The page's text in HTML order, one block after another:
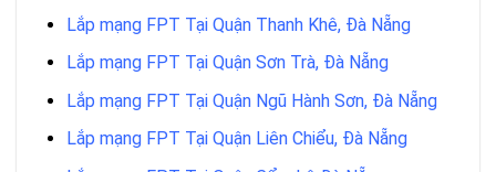
Lắp mạng FPT Tại Quận Thanh Khê, Đà Nẵng
Lắp mạng FPT Tại Quận Sơn Trà, Đà Nẵng
Lắp mạng FPT Tại Quận Ngũ Hành Sơn, Đà Nẵng
Lắp mạng FPT Tại Quận Liên Chiểu, Đà Nẵng